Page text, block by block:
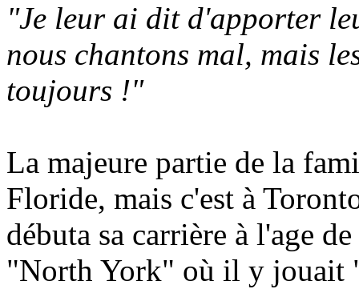
"Je leur ai dit d'apporter
nous chantons mal, mais
toujours !"
La majeure partie de la
Floride, mais c'est à
débuta sa carrière à l'age
"North York" où il y jouait